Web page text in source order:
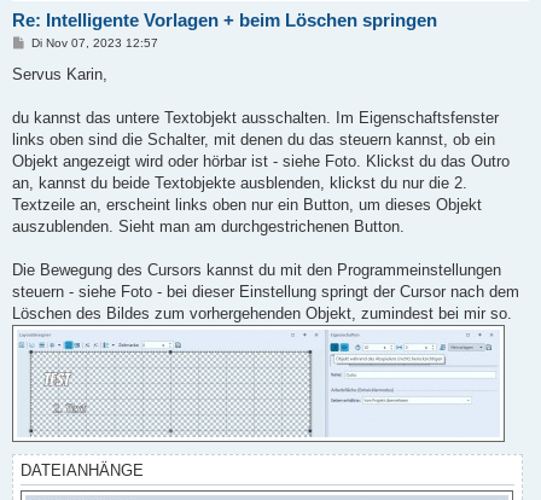
Re: Intelligente Vorlagen + beim Löschen springen
B
i
a
Di Nov 07, 2023 12:57
Servus Karin,
du kannst das untere Textobjekt ausschalten. Im Eigenschaftsfenster
links oben sind die Schalter, mit denen du das steuern kannst, ob ein
Objekt angezeigt wird oder hörbar ist - siehe Foto. Klickst du das Outro
an, kannst du beide Textobjekte ausblenden, klickst du nur die 2.
Textzeile an, erscheint links oben nur ein Button, um dieses Objekt
auszublenden. Sieht man am durchgestrichenen Button.
Die Bewegung des Cursors kannst du mit den Programmeinstellungen
steuern - siehe Foto - bei dieser Einstellung springt der Cursor nach dem
Löschen des Bildes zum vorhergehenden Objekt, zumindest bei mir so.
DATEIANHÄNGE